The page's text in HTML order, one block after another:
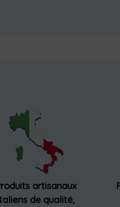
artisanaux
de qualité,